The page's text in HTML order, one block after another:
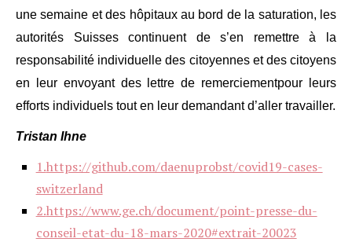
une semaine et des hôpitaux au bord de la saturation, les
autorités Suisses continuent de s’en remettre à la
responsabilité individuelle des citoyennes et des citoyens
en leur envoyant des lettre de remerciementpour leurs
efforts individuels tout en leur demandant d’aller travailler.
Tristan Ihne
1.https://github.com/daenuprobst/covid19-cases-
switzerland
2.https://www.ge.ch/document/point-presse-du-
conseil-etat-du-18-mars-2020#extrait-20023